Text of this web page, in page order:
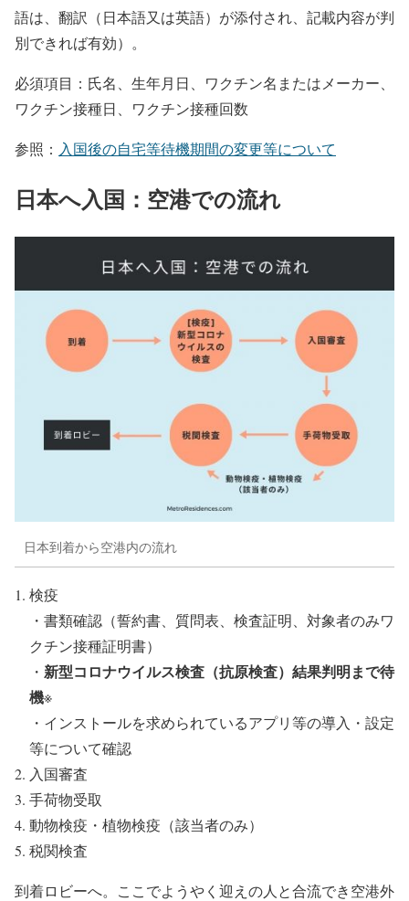
語は、翻訳（日本語又は英語）が添付され、記載内容が判
別できれば有効）。
必須項目：​​氏名、生年月日、ワクチン名またはメーカー、
ワクチン接種日、ワクチン接種回数
参照： 入国後の自宅等待機期間の変更等について
日本へ入国：空港での流れ
日本到着から空港内の流れ
検疫
・書類確認（誓約書、質問表、検査証明、対象者のみワ
クチン接種証明書）
・ 新型コロナウイルス検査（抗原検査）結果判明まで待
機※
・インストールを求められているアプリ等の導入・設定
等について確認
入国審査
手荷物受取
動物検疫・植物検疫（該当者のみ）
税関検査
到着ロビーへ。ここでようやく迎えの人と合流でき空港外